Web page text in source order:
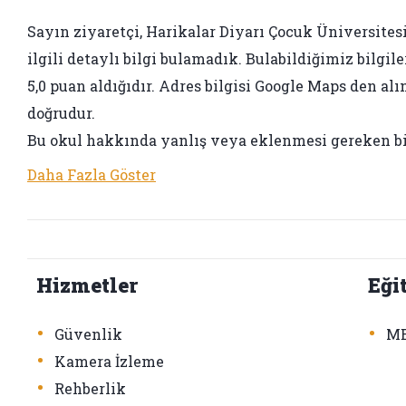
Sayın ziyaretçi, Harikalar Diyarı Çocuk
ilgili detaylı bilgi bulamadık. Bulabildiğimiz bilgiler
5,0 puan aldığıdır. Adres bilgisi Google Maps den
doğrudur.
Bu okul hakkında yanlış veya eklenmesi gereken
Daha Fazla Göster
Hizmetler
• Güvenlik
• Kamera İzleme
• Rehberlik
•